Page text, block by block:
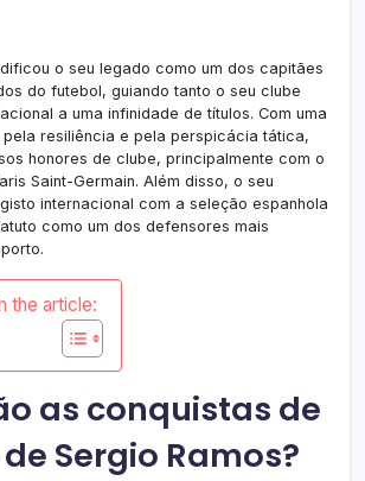
o seu legado como um dos capitães
do futebol, guiando tanto o seu clube
a uma infinidade de títulos. Com uma
resiliência e pela perspicácia tática,
honores de clube, principalmente com o
Saint-Germain. Além disso, o seu
internacional com a seleção espanhola
como um dos defensores mais
the article:
as conquistas de
Sergio Ramos?